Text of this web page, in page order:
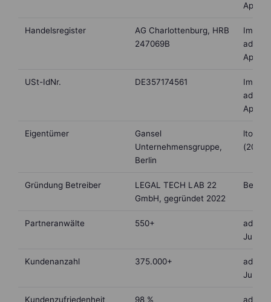
April
Handelsregister
AG Charlottenburg, HRB
247069B
April
USt-IdNr. DE357174561
April
Eigentümer
Gansel
Unternehmensgruppe,
Berlin
lto.de,
(2022)
Gründung Betreiber
LEGAL TECH LAB 22
GmbH, gegründet 2022
Partneranwälte 550+
Juni
Kundenanzahl 375.000+
Juni
Kundenzufriedenheit 98 %